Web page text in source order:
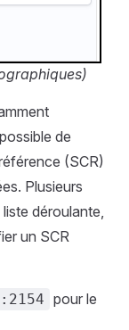
de
(SCR)
Plusieurs
déroulante,
un SCR
pour le